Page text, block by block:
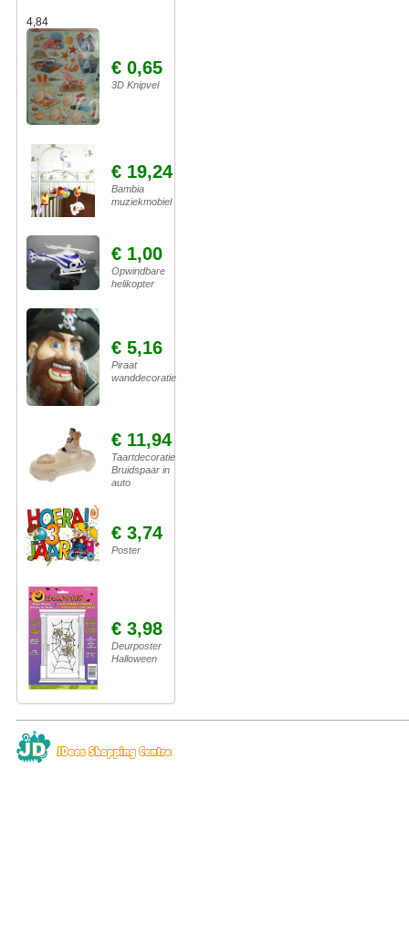
4,84
€ 0,65
3D Knipvel
€ 19,24
Bambia
muziekmobiel
€ 1,00
Opwindbare
helikopter
€ 5,16
Piraat
wanddecoratie
€ 11,94
Taartdecoratie
Bruidspaar in
auto
€ 3,74
Poster
€ 3,98
Deurposter
Halloween